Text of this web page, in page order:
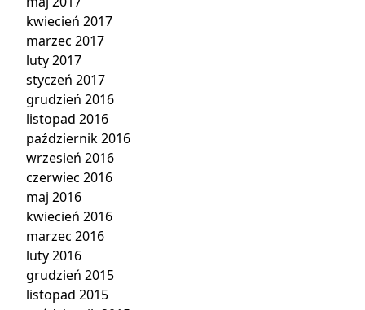
kwiecień 2017
marzec 2017
luty 2017
styczeń 2017
grudzień 2016
listopad 2016
październik 2016
wrzesień 2016
czerwiec 2016
maj 2016
kwiecień 2016
marzec 2016
luty 2016
grudzień 2015
listopad 2015